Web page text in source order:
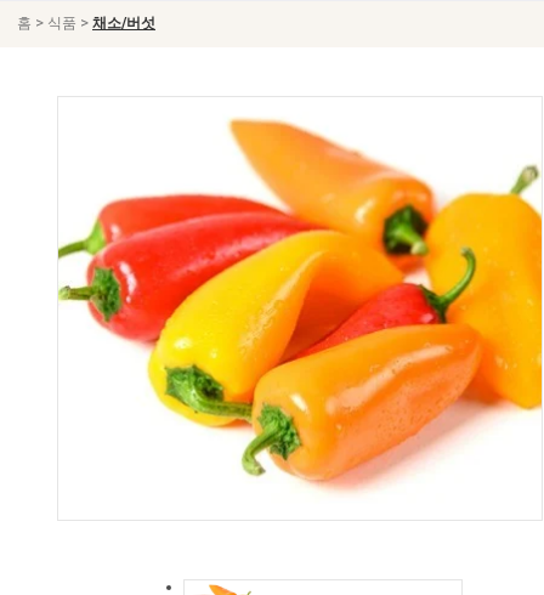
홈 > 식품 > 채소/버섯